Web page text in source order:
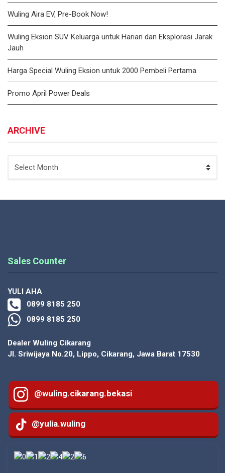
Wuling Aira EV, Pre-Book Now!
Wuling Eksion SUV Keluarga untuk Harian dan Eksplorasi Jarak
Jauh
Harga Special Wuling Eksion untuk 2000 Pembeli Pertama
Promo April Power Deals
ARCHIVE
Sales Counter
YULI AHA
0899 8185 250
0899 8185 250
Dealer Wuling Cikarang
Jl. Sriwijaya No.20, Lippo, Cikarang, Jawa Barat 17530
@wuling.cikarang.bekasi
@yulia.wuling